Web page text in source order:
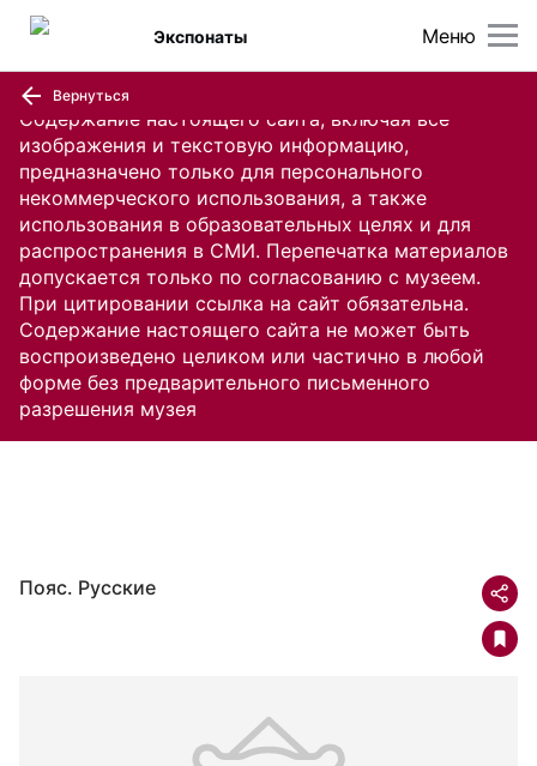
Содержание настоящего сайта, включая все
изображения и текстовую информацию,
предназначено только для персонального
некоммерческого использования, а также
использования в образовательных целях и для
распространения в СМИ. Перепечатка материалов
допускается только по согласованию с музеем.
При цитировании ссылка на сайт обязательна.
Содержание настоящего сайта не может быть
воспроизведено целиком или частично в любой
форме без предварительного письменного
разрешения музея
Меню
Экспонаты
Вернуться
Пояс. Русские